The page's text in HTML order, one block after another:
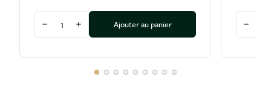
Diminuer la quantité
Augmenter la quantité
Ajouter au panier